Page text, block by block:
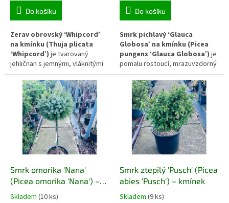
Do košíku
Zerav obrovský ‘Whipcord’
na kmínku (Thuja plicata
‘Whipcord’) je tvarovaný
jehličnan s jemnými, vláknitými
větvemi vytvářejícími výrazně
převislou korunu. Kmínek již
dále nepřirůstá do výšky a růst
probíhá pouze v koruně, která
se postupně rozšiřuje a zesiluje
svůj kaskádovitý charakter.
Uplatní se jako solitérní prvek v
menších zahradách i nádobách.
Do košíku
Smrk pichlavý ‘Glauca
Globosa’ na kmínku (Picea
pungens ‘Glauca Globosa’) je
pomalu rostoucí, mrazuvzdorný
jehličnan s kulovitou korunou a
stříbřitě modrými jehlicemi. Díky
naroubování na kmínek zůstává
výška kmínku stabilní a růst
probíhá pouze v koruně, která si
dlouhodobě zachovává
kompaktní a úhledný tvar. Hodí
se do menších zahrad i
nádobových výsadeb.
Smrk omorika 'Nana'
(Picea omorika 'Nana') –
kmínek
Skladem (10 ks)
Smrk ztepilý 'Pusch' (Picea
abies 'Pusch') – kmínek
Skladem (9 ks)